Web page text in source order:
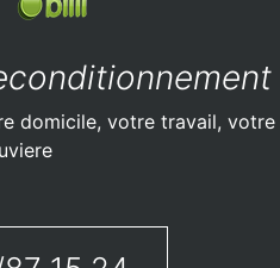
domicile, votre travail, votre